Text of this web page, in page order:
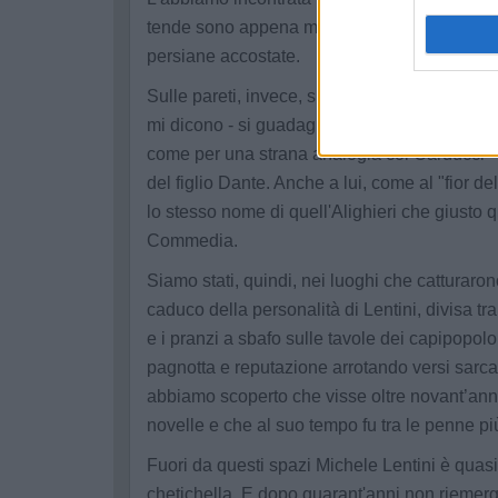
tende sono appena mosse da un alito di
persiane accostate.
Sulle pareti, invece, spiccano i cimeli di "zio
mi dicono - si guadagnò sotto le camicie
come per una strana analogia col Carducci
del figlio Dante. Anche a lui, come al "fior
lo stesso nome di quell'Alighieri che giusto
Commedia.
Siamo stati, quindi, nei luoghi che
caduco della personalità di Lentini, divisa
e i pranzi a sbafo sulle tavole dei
pagnotta e reputazione arrotando versi
abbiamo scoperto che visse oltre
novelle e che al suo tempo fu tra le penne
Fuori da questi spazi Michele Lentini è
chetichella. E dopo quarant'anni non